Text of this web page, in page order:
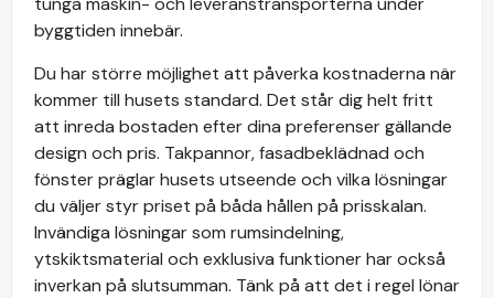
byggtiden innebär.
Du har större möjlighet att påverka kostnaderna när
kommer till husets standard. Det står dig helt fritt
att inreda bostaden efter dina preferenser gällande
design och pris. Takpannor, fasadbeklädnad och
fönster präglar husets utseende och vilka lösningar
du väljer styr priset på båda hållen på prisskalan.
Invändiga lösningar som rumsindelning,
ytskiktsmaterial och exklusiva funktioner har också
inverkan på slutsumman. Tänk på att det i regel lönar